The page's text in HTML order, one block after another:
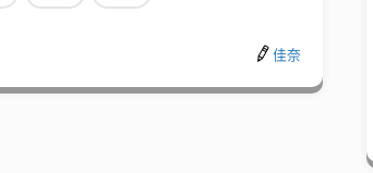
佳奈